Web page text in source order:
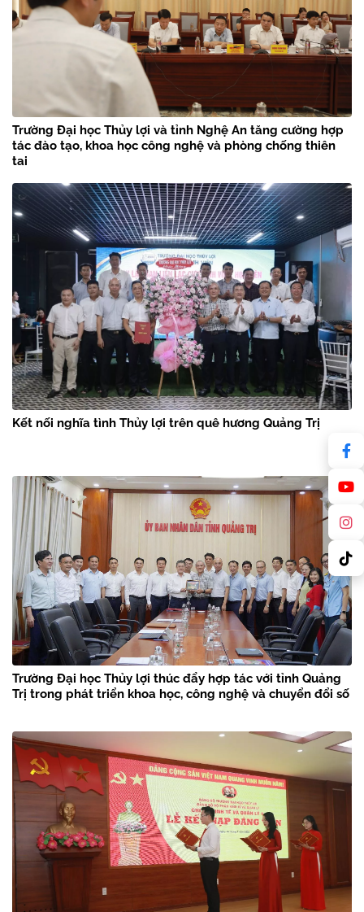
Trường Đại học Thủy lợi và tỉnh Nghệ An tăng cường hợp
tác đào tạo, khoa học công nghệ và phòng chống thiên
tai
Kết nối nghĩa tình Thủy lợi trên quê hương Quảng Trị
Trường Đại học Thủy lợi thúc đẩy hợp tác với tỉnh Quảng
Trị trong phát triển khoa học, công nghệ và chuyển đổi số